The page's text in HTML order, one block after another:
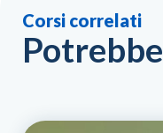
Corsi correlati
Potrebbe